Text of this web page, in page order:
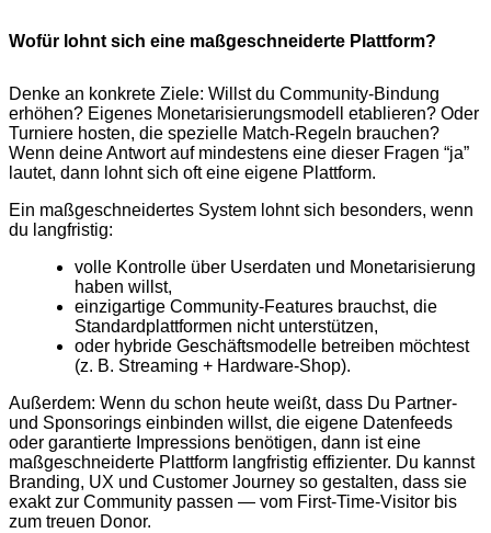
Wofür lohnt sich eine maßgeschneiderte Plattform?
Denke an konkrete Ziele: Willst du Community‑Bindung
erhöhen? Eigenes Monetarisierungsmodell etablieren? Oder
Turniere hosten, die spezielle Match‑Regeln brauchen?
Wenn deine Antwort auf mindestens eine dieser Fragen “ja”
lautet, dann lohnt sich oft eine eigene Plattform.
Ein maßgeschneidertes System lohnt sich besonders, wenn
du langfristig:
volle Kontrolle über Userdaten und Monetarisierung
haben willst,
einzigartige Community‑Features brauchst, die
Standardplattformen nicht unterstützen,
oder hybride Geschäftsmodelle betreiben möchtest
(z. B. Streaming + Hardware‑Shop).
Außerdem: Wenn du schon heute weißt, dass Du Partner‑
und Sponsorings einbinden willst, die eigene Datenfeeds
oder garantierte Impressions benötigen, dann ist eine
maßgeschneiderte Plattform langfristig effizienter. Du kannst
Branding, UX und Customer Journey so gestalten, dass sie
exakt zur Community passen — vom First‑Time‑Visitor bis
zum treuen Donor.